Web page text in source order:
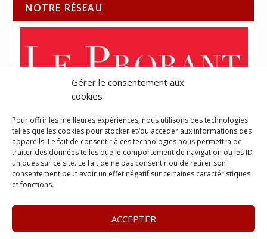
Gérer le consentement aux
cookies
Pour offrir les meilleures expériences, nous utilisons des technologies
telles que les cookies pour stocker et/ou accéder aux informations des
appareils. Le fait de consentir à ces technologies nous permettra de
traiter des données telles que le comportement de navigation ou les ID
uniques sur ce site. Le fait de ne pas consentir ou de retirer son
consentement peut avoir un effet négatif sur certaines caractéristiques
et fonctions.
ACCEPTER
NOTRE RÉSEAU